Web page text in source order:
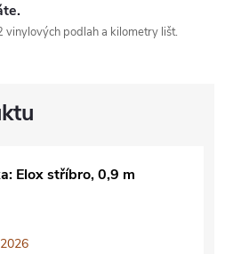
vinylových podlah a kilometry lišt.
Elox stříbro, 0,9 m